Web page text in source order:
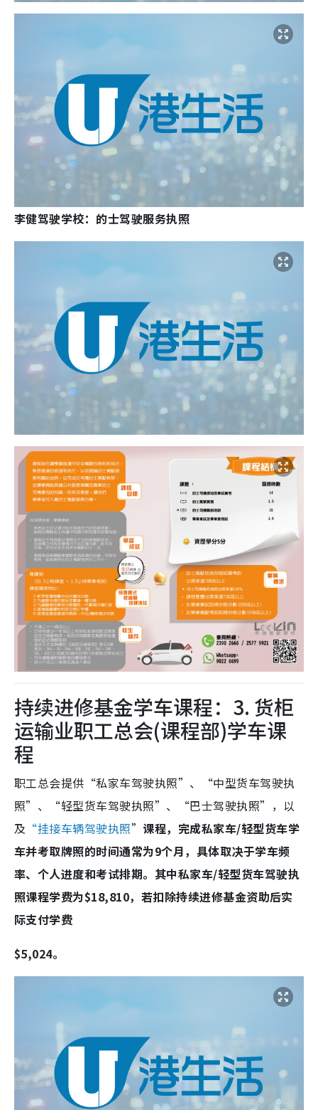
李健驾驶学校：的士驾驶服务执照
持续进修基金学车课程：3. 货柜
运输业职工总会(课程部)学车课
程
职工总会提供“私家车驾驶执照”、“中型货车驾驶执
照”、“轻型货车驾驶执照”、“巴士驾驶执照”，以
及 “挂接车辆驾驶执照” 课程，完成私家车/轻型货车学
车并考取牌照的时间通常为9个月，具体取决于学车频
率、个人进度和考试排期。 其中私家车/轻型货车驾驶执
照课程学费为$18,810，若扣除持续进修基金资助后实
际支付学费
$5,024。